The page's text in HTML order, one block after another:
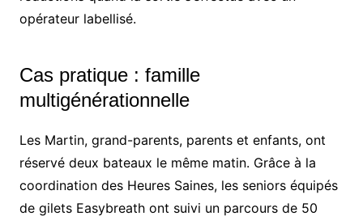
opérateur labellisé.
Cas pratique : famille
multigénérationnelle
Les Martin, grand-parents, parents et enfants, ont
réservé deux bateaux le même matin. Grâce à la
coordination des Heures Saines, les seniors équipés
de gilets Easybreath ont suivi un parcours de 50